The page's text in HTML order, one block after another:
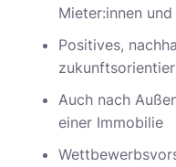
Mieter:innen
Positives,
Auch nach
einer Immobilie